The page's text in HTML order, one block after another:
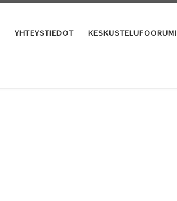
YHTEYSTIEDOT KESKUSTELUFOORUMI